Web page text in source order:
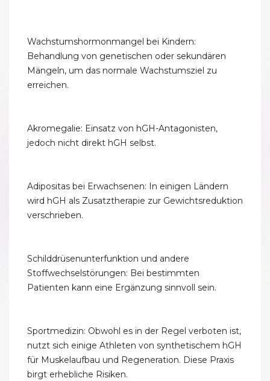
Wachstumshormonmangel bei Kindern:
Behandlung von genetischen oder sekundären
Mängeln, um das normale Wachstumsziel zu
erreichen.
Akromegalie: Einsatz von hGH-Antagonisten,
jedoch nicht direkt hGH selbst.
Adipositas bei Erwachsenen: In einigen Ländern
wird hGH als Zusatztherapie zur Gewichtsreduktion
verschrieben.
Schilddrüsenunterfunktion und andere
Stoffwechselstörungen: Bei bestimmten
Patienten kann eine Ergänzung sinnvoll sein.
Sportmedizin: Obwohl es in der Regel verboten ist,
nutzt sich einige Athleten von synthetischem hGH
für Muskelaufbau und Regeneration. Diese Praxis
birgt erhebliche Risiken.